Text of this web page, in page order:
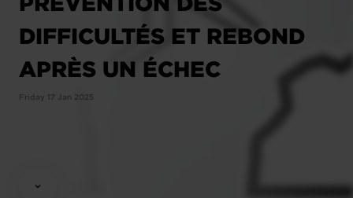
DIFFICULTÉS ET REBOND
APRÈS UN ÉCHEC
Friday 17 Jan 2025